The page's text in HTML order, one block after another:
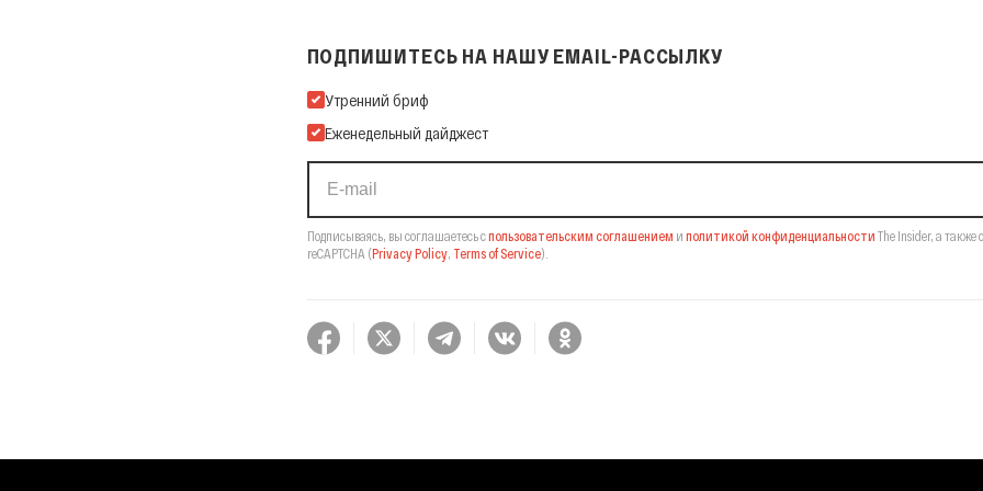
ПОДПИШИТЕСЬ НА НАШУ EMAIL-РАССЫЛКУ
Подпишитесь на нашу Email-рассылку
Утренний бриф
Еженедельный дайджест
Подписываясь, вы соглашаетесь спользовательским соглашением и политикой конфиденциальности The Insider, а также
reCAPTCHA (Privacy Policy, Terms of Service).